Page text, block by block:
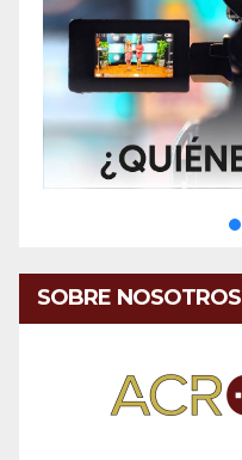
SOBRE NOSOTROS